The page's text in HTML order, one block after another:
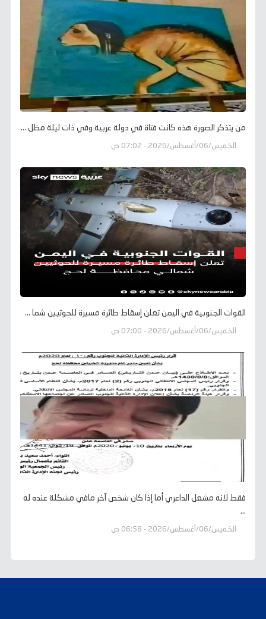
من يتذكر الصورة هذه كانت فتاة في دولة عربية وفي ذات ليلة مظل ...
الخميس/06/أغسطس/2026 - 07:02 ص
القوات الجنوبية في اليمن تعلن إسقاط طائرة مسيرة للحوثيين شما ...
الخميس/06/أغسطس/2026 - 07:00 ص
فقط لانه مشعل الداعري أما إذا كان شخص آخر مافي مشكلة عنده له
...
الخميس/06/أغسطس/2026 - 06:58 ص